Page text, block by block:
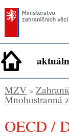
MZV>
Mnohostranná
OECD /